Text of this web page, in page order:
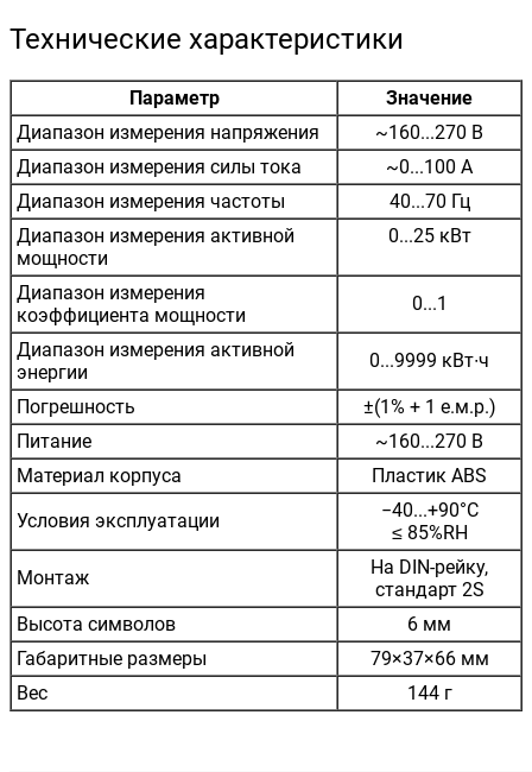
Технические характеристики
Параметр
Значение
Диапазон измерения напряжения
~160...270 В
Диапазон измерения силы тока
~0...100 А
Диапазон измерения частоты
40...70 Гц
Диапазон измерения активной
мощности
0...25 кВт
Диапазон измерения
коэффициента мощности
0...1
Диапазон измерения активной
энергии
0...9999 кВт∙ч
Погрешность
±(1% + 1 е.м.р.)
Питание
~160...270 В
Материал корпуса
Пластик ABS
Условия эксплуатации
−40...+90°C
≤ 85%RH
Монтаж
На DIN-рейку,
стандарт 2S
Высота символов
6 мм
Габаритные размеры
79×37×66 мм
Вес
144 г